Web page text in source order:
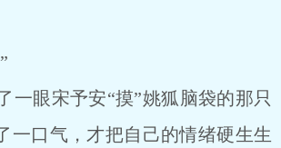
眼宋予安“摸”姚狐脑袋的那只
一口气，才把自己的情绪硬生生